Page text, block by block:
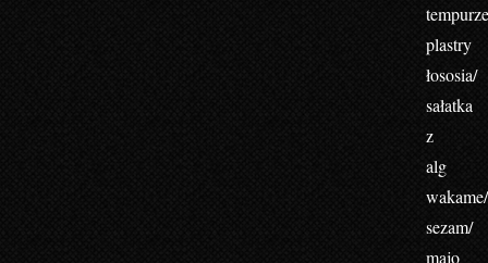
plastry
łososia/
sałatka
z
alg
wakame/
sezam/
majo